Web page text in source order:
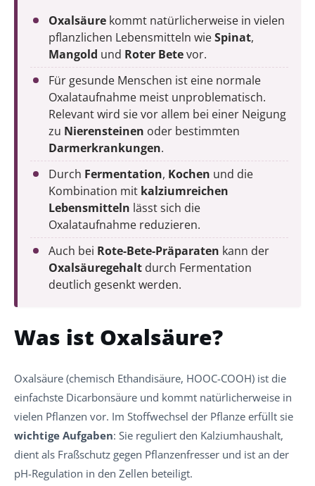
Oxalsäure kommt natürlicherweise in vielen
pflanzlichen Lebensmitteln wieSpinat,
Mangold und Roter Betevor.
Für gesunde Menschen ist eine normale
Oxalataufnahme meist unproblematisch.
Relevant wird sie vor allem bei einer Neigung
zu Nierensteinen oder bestimmten
Darmerkrankungen.
Durch Fermentation, Kochen und die
Kombination mit kalziumreichen
Lebensmitteln lässt sich die
Oxalataufnahme reduzieren.
Auch bei Rote-Bete-Präparaten kann der
Oxalsäuregehalt durch Fermentation
deutlich gesenkt werden.
Was ist Oxalsäure?
Oxalsäure (chemisch Ethandisäure, HOOC-COOH) ist die
einfachste Dicarbonsäure und kommt natürlicherweise in
vielen Pflanzen vor. Im Stoffwechsel der Pflanze erfüllt sie
wichtige Aufgaben: Sie reguliert den Kalziumhaushalt,
dient als Fraßschutz gegen Pflanzenfresser und ist an der
pH-Regulation in den Zellen beteiligt.